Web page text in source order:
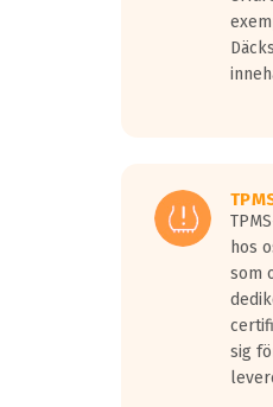
Vid körning i
På
medans de
Ett däck med
hos
som
sig